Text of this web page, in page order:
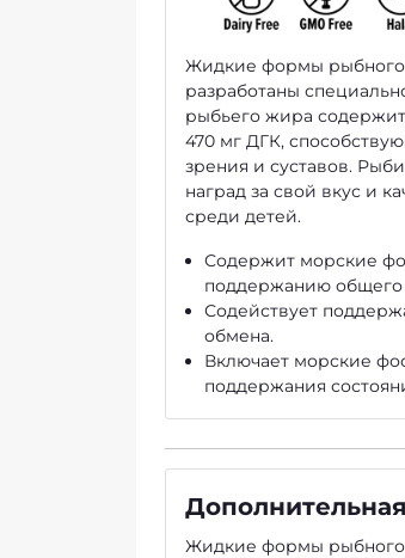
Жидкие формы рыбного
разработаны
рыбьего жира
470 мг ДГК,
зрения и суставов.
наград за свой вкус и
среди детей.
Содержит морские
поддержанию общего
Содействует
обмена.
Включает морские
поддержания
Жидкие формы рыбного